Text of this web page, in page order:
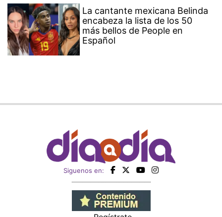
La cantante mexicana Belinda
encabeza la lista de los 50
más bellos de People en
Español
Siguenos en: